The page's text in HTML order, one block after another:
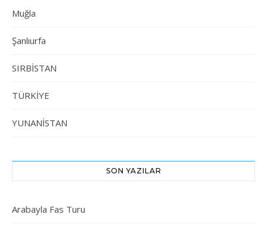
Muğla
Şanlıurfa
SIRBİSTAN
TÜRKİYE
YUNANİSTAN
SON YAZILAR
Arabayla Fas Turu